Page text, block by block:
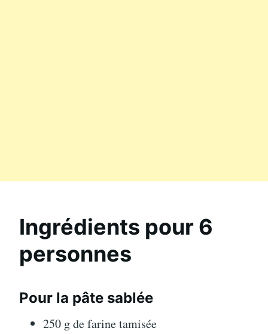
Ingrédients pour 6
personnes
Pour la pâte sablée
250 g de farine tamisée